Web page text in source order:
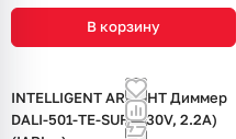
В корзину
INTELLIGENT ARLIGHT Диммер
DALI-501-TE-SUF (230V, 2.2A)